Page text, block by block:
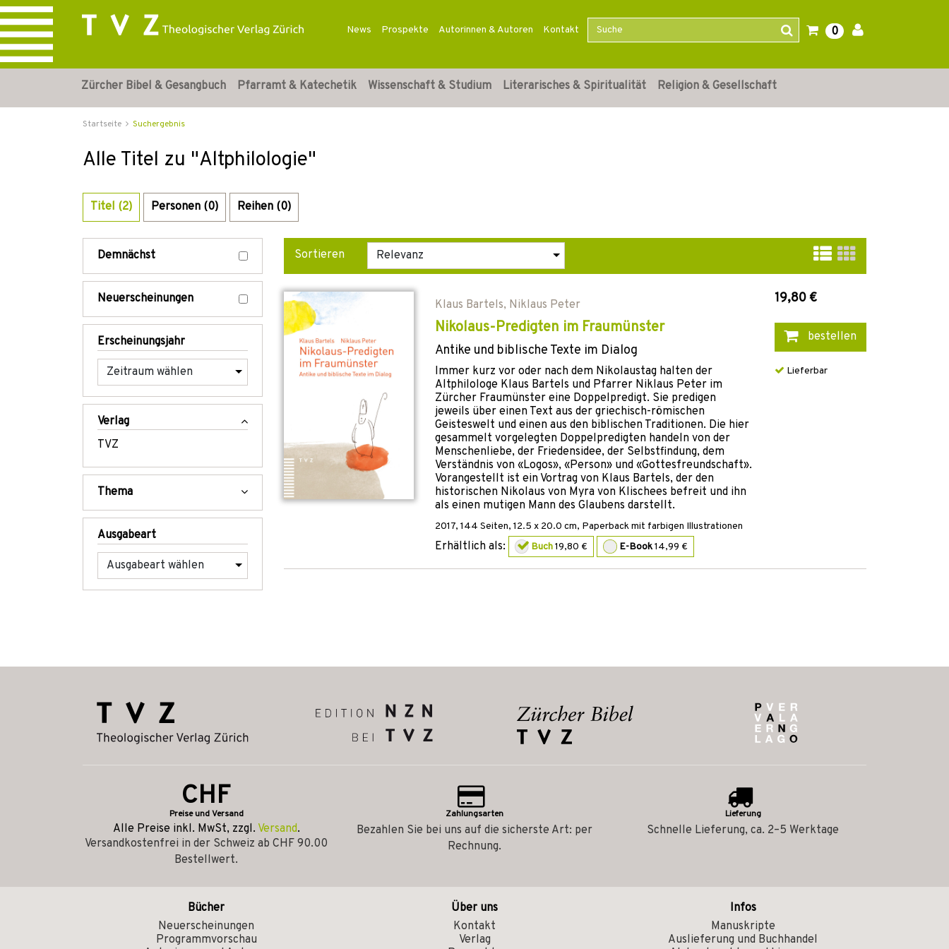
News Prospekte Autorinnen & Autoren Kontakt 0
Zürcher Bibel & Gesangbuch Pfarramt & Katechetik Wissenschaft & Studium Literarisches & Spiritualität Religion & Gesellschaft
Startseite Suchergebnis
Alle Titel zu "Altphilologie"
Titel (2) Personen (0) Reihen (0)
Demnächst
Neuerscheinungen
Erscheinungsjahr
Verlag
TVZ
Thema
Ausgabeart
Sortieren
Klaus Bartels, Niklaus Peter
Nikolaus-Predigten im Fraumünster
Antike und biblische Texte im Dialog
Immer kurz vor oder nach dem Nikolaustag halten der
Altphilologe Klaus Bartels und Pfarrer Niklaus Peter im
Zürcher Fraumünster eine Doppelpredigt. Sie predigen
jeweils über einen Text aus der griechisch-römischen
Geisteswelt und einen aus den biblischen Traditionen. Die hier
gesammelt vorgelegten Doppelpredigten handeln von der
Menschenliebe, der Friedensidee, der Selbstfindung, dem
Verständnis von «Logos», «Person» und «Gottesfreundschaft».
Vorangestellt ist ein Vortrag von Klaus Bartels, der den
historischen Nikolaus von Myra von Klischees befreit und ihn
als einen mutigen Mann des Glaubens darstellt.
2017, 144 Seiten, 12.5 x 20.0 cm, Paperback mit farbigen Illustrationen
Erhältlich als: Buch19,80 € E-Book14,99 €
19,80 €
bestellen
Lieferbar
CHF
Preise und Versand
Alle Preise inkl. MwSt, zzgl. Versand.
Versandkostenfrei in der Schweiz ab CHF 90.00
Bestellwert.
Zahlungsarten
Bezahlen Sie bei uns auf die sicherste Art: per
Rechnung.
Lieferung
Schnelle Lieferung, ca. 2–5 Werktage
Bücher
Neuerscheinungen
Programmvorschau
Über uns
Kontakt
Verlag
Infos
Manuskripte
Auslieferung und Buchhandel